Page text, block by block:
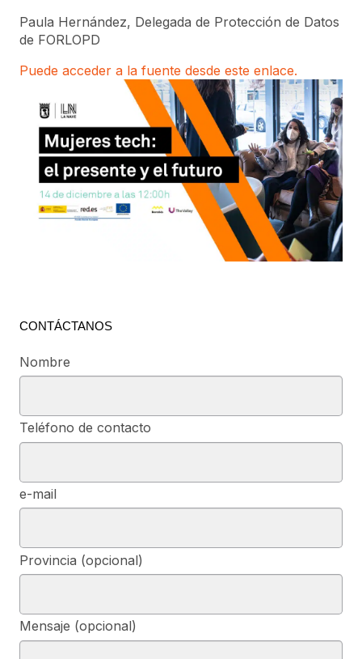
Paula Hernández, Delegada de Protección de Datos
de FORLOPD
Puede acceder a la fuente desde este enlace.
CONTÁCTANOS
Nombre
Teléfono de contacto
e-mail
Provincia (opcional)
Mensaje (opcional)